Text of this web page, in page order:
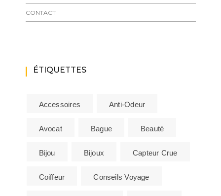
CONTACT
ÉTIQUETTES
Accessoires Anti-Odeur
Avocat Bague Beauté
Bijou Bijoux Capteur Crue
Coiffeur Conseils Voyage